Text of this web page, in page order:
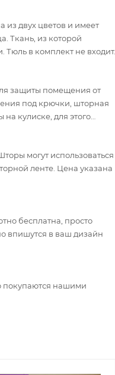
из двух цветов и имеет
Ткань, из которой
Тюль в комплект не входит.
защиты помещения от
под крючки, шторная
кулиске, для этого
могут использоваться
ленте. Цена указана
бесплатна, просто
впишутся в ваш дизайн
покупаются нашими